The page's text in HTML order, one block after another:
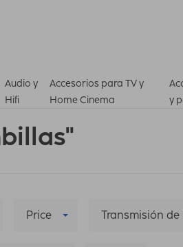
Audio y
Hifi
Accesorios para TV y
Home Cinema
y
Price Transmisión de